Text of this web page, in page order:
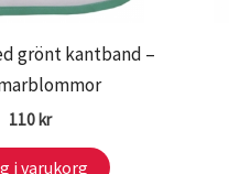
grönt kantband –
110 kr
i varukorg